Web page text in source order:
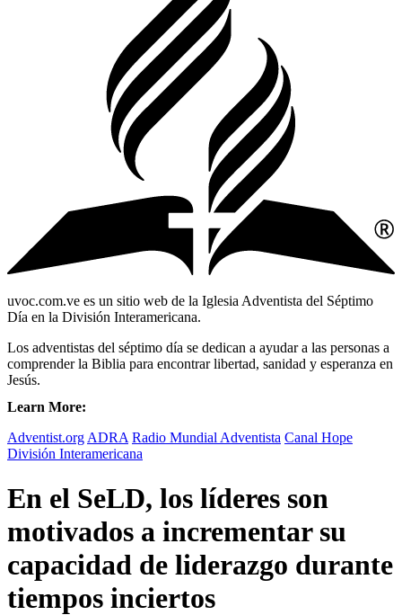
uvoc.com.ve es un sitio web de la Iglesia Adventista del Séptimo
Día en la División Interamericana.
Los adventistas del séptimo día se dedican a ayudar a las personas a
comprender la Biblia para encontrar libertad, sanidad y esperanza en
Jesús.
Learn More:
Adventist.org ADRA Radio Mundial Adventista Canal Hope
División Interamericana
En el SeLD, los líderes son
motivados a incrementar su
capacidad de liderazgo durante
tiempos inciertos